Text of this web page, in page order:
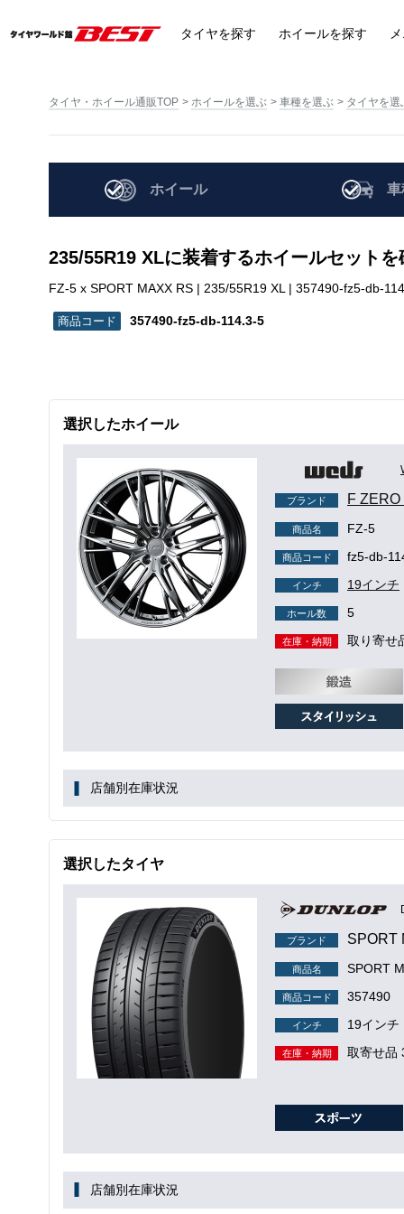
タイヤを探す ホイールを探す
タイヤ・ホイール通販TOP ホイールを選ぶ 車種を選ぶ タイヤを選
ホイール 車
235/55R19 XLに装着するホイールセットを
FZ-5 x SPORT MAXX RS | 235/55R19 XL | 357490-fz5-db-
357490-fz5-db-114.3-5
選択したホイール
ブランド F
商品名 FZ-5
商品コード fz5-db-
インチ 19インチ
ホール数 5
在庫・納期 取り寄せ
店舗別在庫状況
選択したタイヤ
ブランド SPORT
商品名 SPORT
商品コード 357490
インチ 19インチ
在庫・納期 取寄せ品
店舗別在庫状況